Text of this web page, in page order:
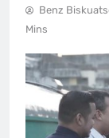
Benz
Mins